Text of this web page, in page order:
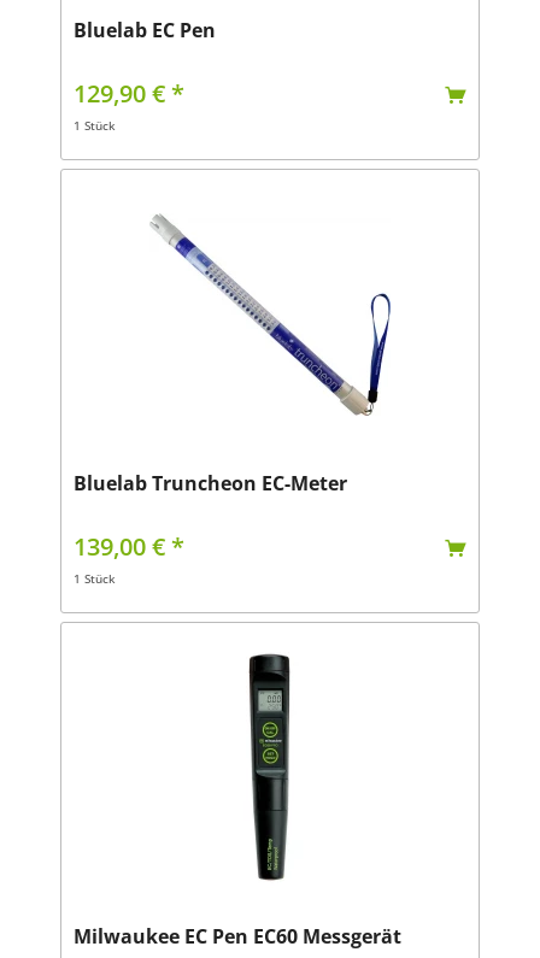
Bluelab EC Pen
129,90 € *
1 Stück
Bluelab Truncheon EC-Meter
139,00 € *
1 Stück
Milwaukee EC Pen EC60 Messgerät